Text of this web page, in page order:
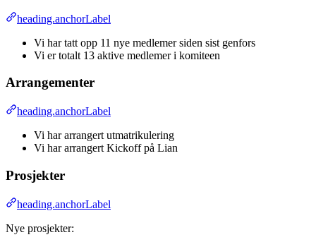
heading.anchorLabel
Vi har tatt opp 11 nye medlemer siden sist genfors
Vi er totalt 13 aktive medlemer i komiteen
Arrangementer
heading.anchorLabel
Vi har arrangert utmatrikulering
Vi har arrangert Kickoff på Lian
Prosjekter
heading.anchorLabel
Nye prosjekter: